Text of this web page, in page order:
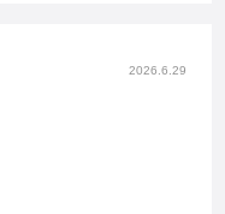
2026.6.29